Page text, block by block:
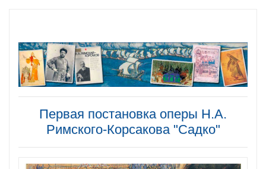
Первая постановка оперы Н.А.
Римского-Корсакова "Садко"